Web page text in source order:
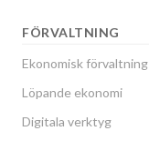
FÖRVALTNING
Ekonomisk förvaltning
Löpande ekonomi
Digitala verktyg